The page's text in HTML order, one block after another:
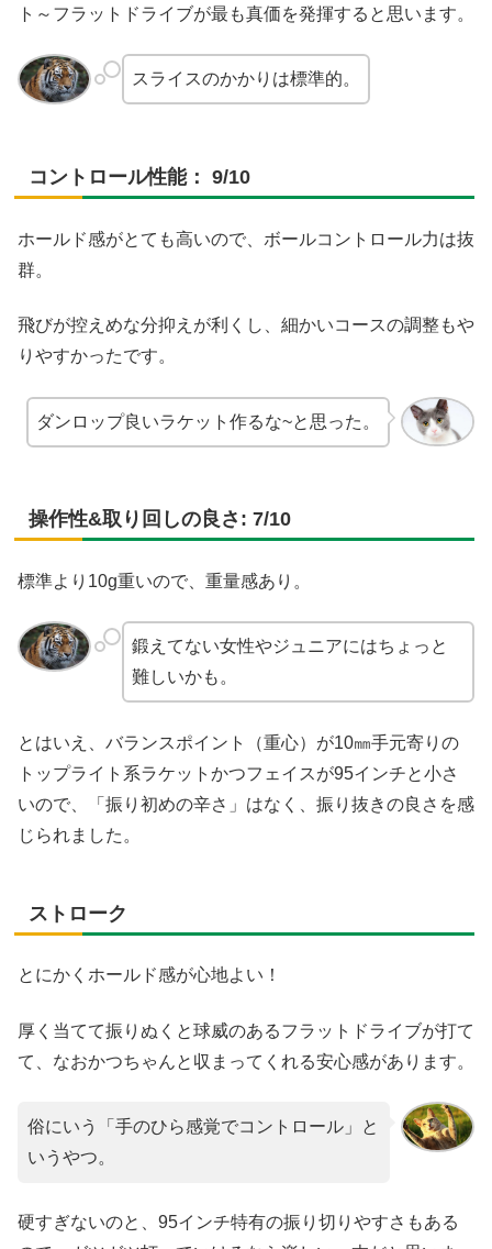
ト～フラットドライブが最も真価を発揮すると思います。
スライスのかかりは標準的。
コントロール性能： 9/10
ホールド感がとても高いので、ボールコントロール力は抜
群。
飛びが控えめな分抑えが利くし、細かいコースの調整もや
りやすかったです。
ダンロップ良いラケット作るな~と思った。
操作性&取り回しの良さ: 7/10
標準より10g重いので、重量感あり。
鍛えてない女性やジュニアにはちょっと
難しいかも。
とはいえ、バランスポイント（重心）が10㎜手元寄りの
トップライト系ラケットかつフェイスが95インチと小さ
いので、「振り初めの辛さ」はなく、振り抜きの良さを感
じられました。
ストローク
とにかくホールド感が心地よい！
厚く当てて振りぬくと球威のあるフラットドライブが打て
て、なおかつちゃんと収まってくれる安心感があります。
俗にいう「手のひら感覚でコントロール」と
いうやつ。
硬すぎないのと、95インチ特有の振り切りやすさもある